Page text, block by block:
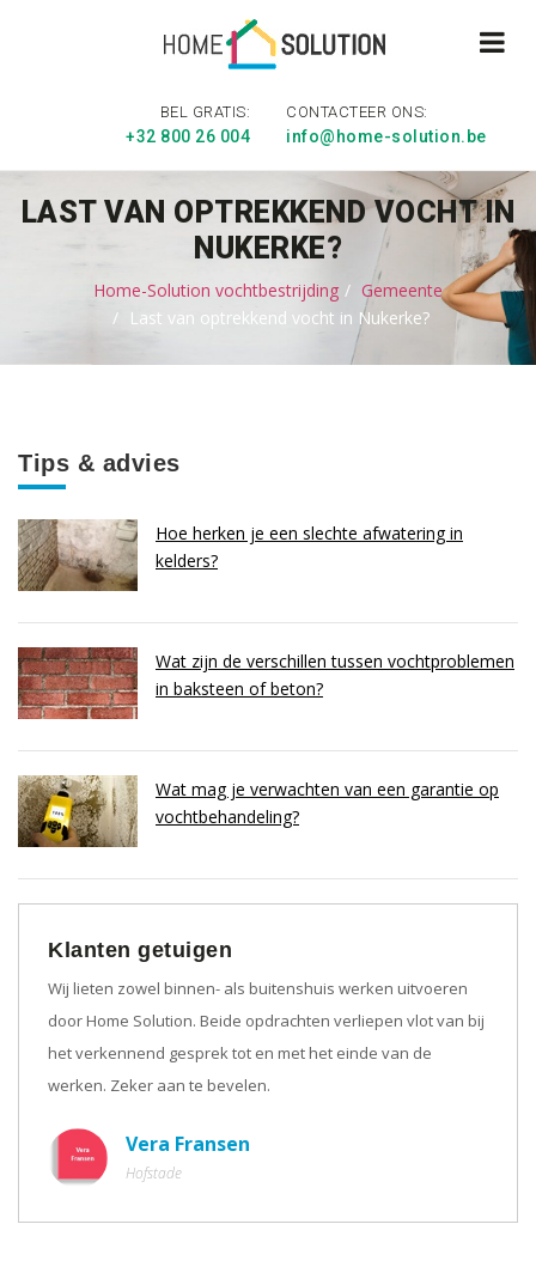
BEL GRATIS:
+32 800 26 004
CONTACTEER ONS:
info@home-solution.be
LAST VAN OPTREKKEND VOCHT IN
NUKERKE?
Home-Solution vochtbestrijding
Gemeente
Last van optrekkend vocht in Nukerke?
Tips & advies
Hoe herken je een slechte afwatering in
kelders?
Wat zijn de verschillen tussen vochtproblemen
in baksteen of beton?
Wat mag je verwachten van een garantie op
vochtbehandeling?
Klanten getuigen
Wij lieten zowel binnen- als buitenshuis werken uitvoeren
door Home Solution. Beide opdrachten verliepen vlot van bij
het verkennend gesprek tot en met het einde van de
werken. Zeker aan te bevelen.
Vera Fransen
Hofstade